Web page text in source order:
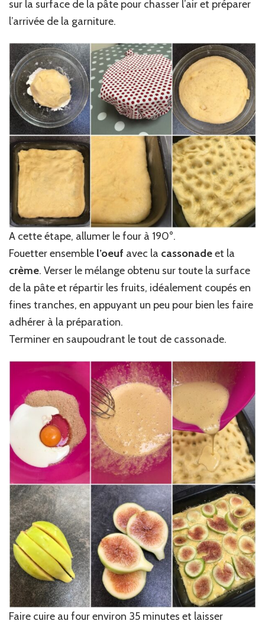
sur la surface de la pâte pour chasser l’air et préparer
l’arrivée de la garniture.
A cette étape, allumer le four à 190°.
Fouetter ensemble l’oeuf avec la cassonadeet la
crème. Verser le mélange obtenu sur toute la surface
de la pâte et répartir les fruits, idéalement coupés en
fines tranches, en appuyant un peu pour bien les faire
adhérer à la préparation.
Terminer en saupoudrant le tout de cassonade.
Faire cuire au four environ 35 minutes et laisser